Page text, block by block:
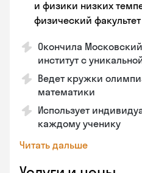
и физики низких
физический факультет
Окончила
институт с
Ведет кружки
математики
Использует
каждому ученику
Читать дальше